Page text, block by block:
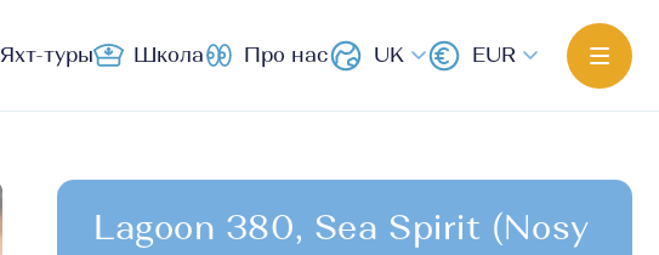
Яхт-туры Школа Про нас UK EUR
Lagoon 380, Sea Spirit (Nosy